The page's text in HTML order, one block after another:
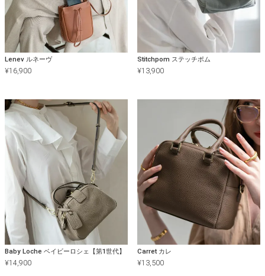
Lenev ルネーヴ
¥16,900
Stitchpom ステッチポム
¥13,900
Baby Loche ベイビーロシェ【第1世代】
¥14,900
Carret カレ
¥13,500